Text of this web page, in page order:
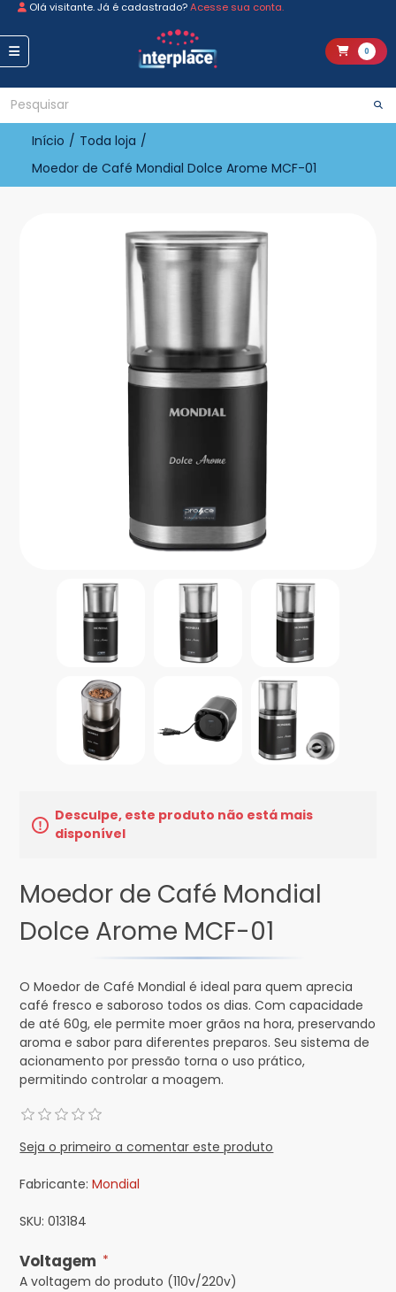
Olá visitante. Já é cadastrado?Acesse sua conta.
0
Início / Toda loja /
Moedor de Café Mondial Dolce Arome MCF-01
Desculpe, este produto não está mais
disponível
Moedor de Café Mondial
Dolce Arome MCF-01
O Moedor de Café Mondial é ideal para quem aprecia
café fresco e saboroso todos os dias. Com capacidade
de até 60g, ele permite moer grãos na hora, preservando
aroma e sabor para diferentes preparos. Seu sistema de
acionamento por pressão torna o uso prático,
permitindo controlar a moagem.
Seja o primeiro a comentar este produto
Fabricante: Mondial
SKU: 013184
Voltagem *
A voltagem do produto (110v/220v)